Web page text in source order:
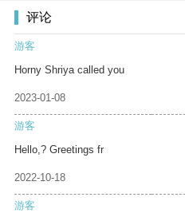
评论
游客
Horny Shriya called you
2023-01-08
游客
Hello,? Greetings fr
2022-10-18
游客